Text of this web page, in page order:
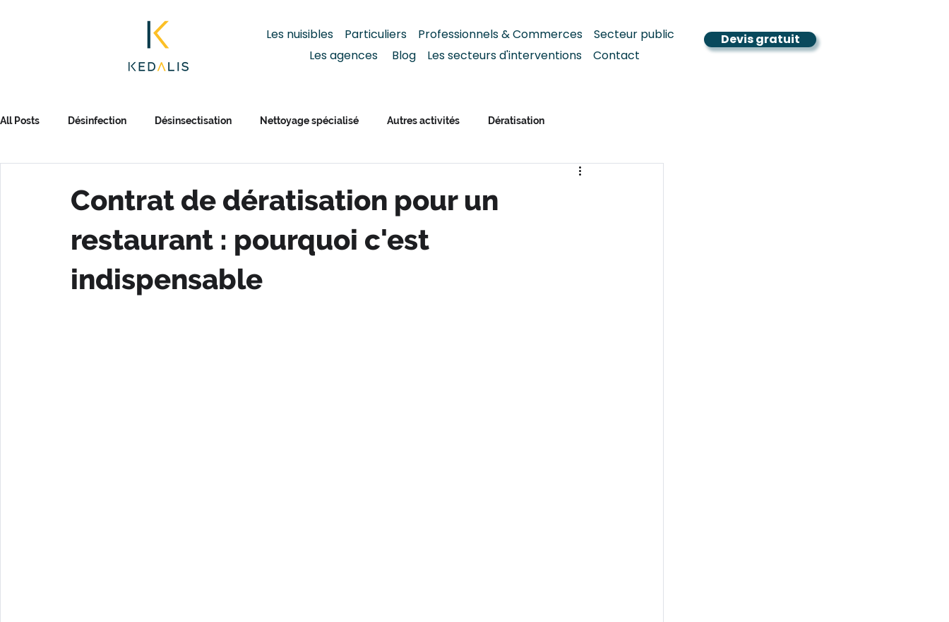
Les nuisibles Particuliers Professionnels & CommercesSecteur public
Les agences
Blog Les secteurs d'interventions Contact
Devis gratuit
All Posts Désinfection Désinsectisation Nettoyage spécialisé Autres activités Dératisation
Contrat de dératisation pour un
restaurant : pourquoi c'est
indispensable